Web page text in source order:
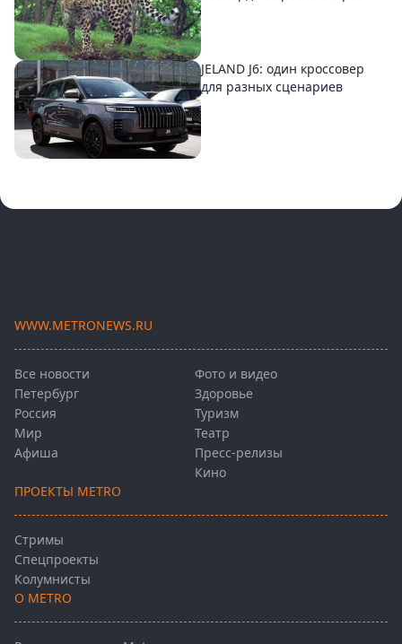
JELAND J6: один кроссовер
для разных сценариев
WWW.METRONEWS.RU
Все новости
Петербург
Россия
Мир
Афиша
Фото и видео
Здоровье
Туризм
Театр
Пресс-релизы
Кино
ПРОЕКТЫ METRO
Стримы
Спецпроекты
Колумнисты
О METRO